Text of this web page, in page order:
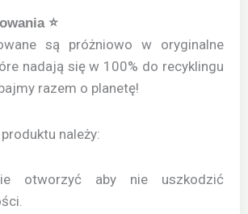
⭐
są próżniowo w oryginalne
nadają się w 100% do recyklingu
razem o planetę!
należy:
otworzyć aby nie uszkodzić